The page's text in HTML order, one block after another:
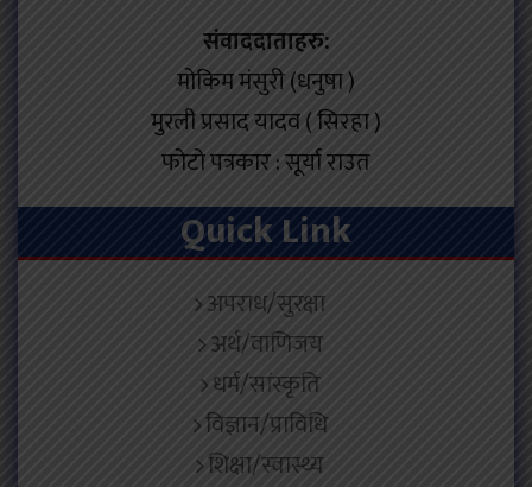
संवाददाताहरु:
मोकिम मंसुरी (धनुषा )
मुरली प्रसाद यादव ( सिरहा )
फोटो पत्रकार : सूर्या राउत
Quick Link
अपराध/सुरक्षा
अर्थ/वाणिजय
धर्म/सांस्कृति
विज्ञान/प्राविधि
शिक्षा/स्वास्थ्य